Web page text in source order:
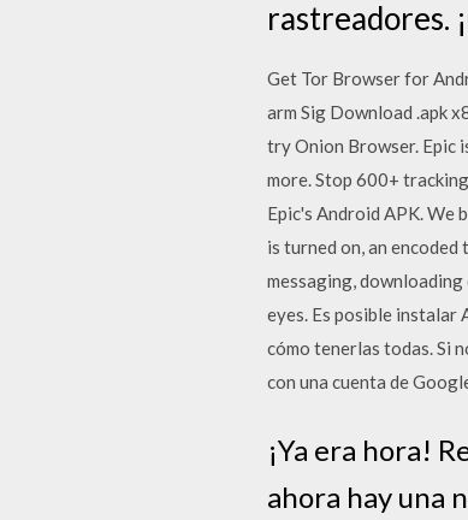
rastreadores.
Get Tor Browser for
arm Sig Download .apk
try Onion Browser. Epic
more. Stop 600+
Epic's Android APK. We
is turned on, an
messaging,
eyes. Es posible instalar
cómo tenerlas todas. Si
con una cuenta de
¡Ya era hora!
ahora hay una